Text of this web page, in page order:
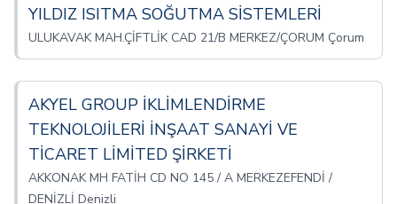
YILDIZ ISITMA SOĞUTMA SİSTEMLERİ
ULUKAVAK MAH.ÇİFTLİK CAD 21/B MERKEZ/ÇORUM Çorum
AKYEL GROUP İKLİMLENDİRME
TEKNOLOJİLERİ İNŞAAT SANAYİ VE
TİCARET LİMİTED ŞİRKETİ
AKKONAK MH FATİH CD NO 145 / A MERKEZEFENDİ /
DENİZLİ Denizli